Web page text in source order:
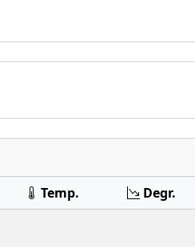
Temp. Degr.